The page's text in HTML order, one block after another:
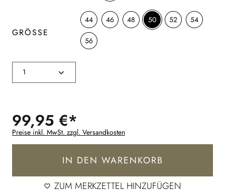
GRÖSSE
44 46 48 50 52 54
56
99,95 €*
Preise inkl. MwSt. zzgl. Versandkosten
IN DEN WARENKORB
ZUM MERKZETTEL HINZUFÜGEN